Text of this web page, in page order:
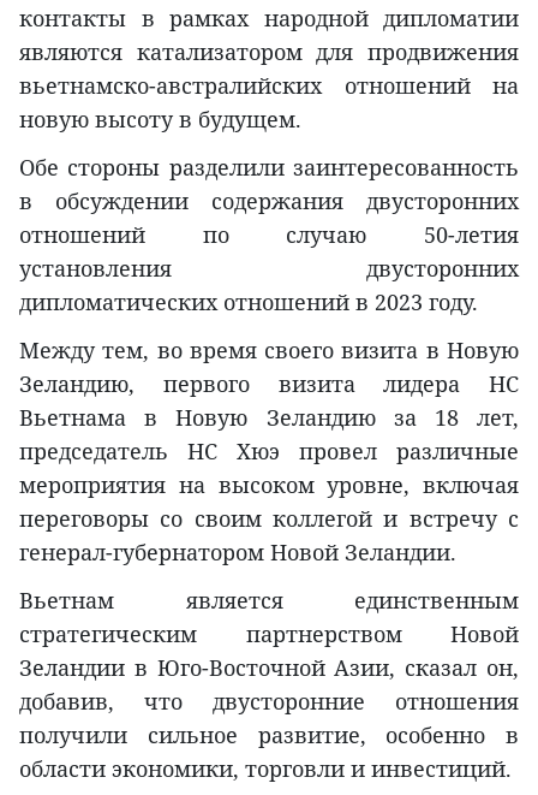
контакты в рамках народной дипломатии
являются катализатором для продвижения
вьетнамско-австралийских отношений на
новую высоту в будущем.
Обе стороны разделили заинтересованность
в обсуждении содержания двусторонних
отношений по случаю 50-летия
установления двусторонних
дипломатических отношений в 2023 году.
Между тем, во время своего визита в Новую
Зеландию, первого визита лидера НС
Вьетнама в Новую Зеландию за 18 лет,
председатель НС Хюэ провел различные
мероприятия на высоком уровне, включая
переговоры со своим коллегой и встречу с
генерал-губернатором Новой Зеландии.
Вьетнам является единственным
стратегическим партнерством Новой
Зеландии в Юго-Восточной Азии, сказал он,
добавив, что двусторонние отношения
получили сильное развитие, особенно в
области экономики, торговли и инвестиций.